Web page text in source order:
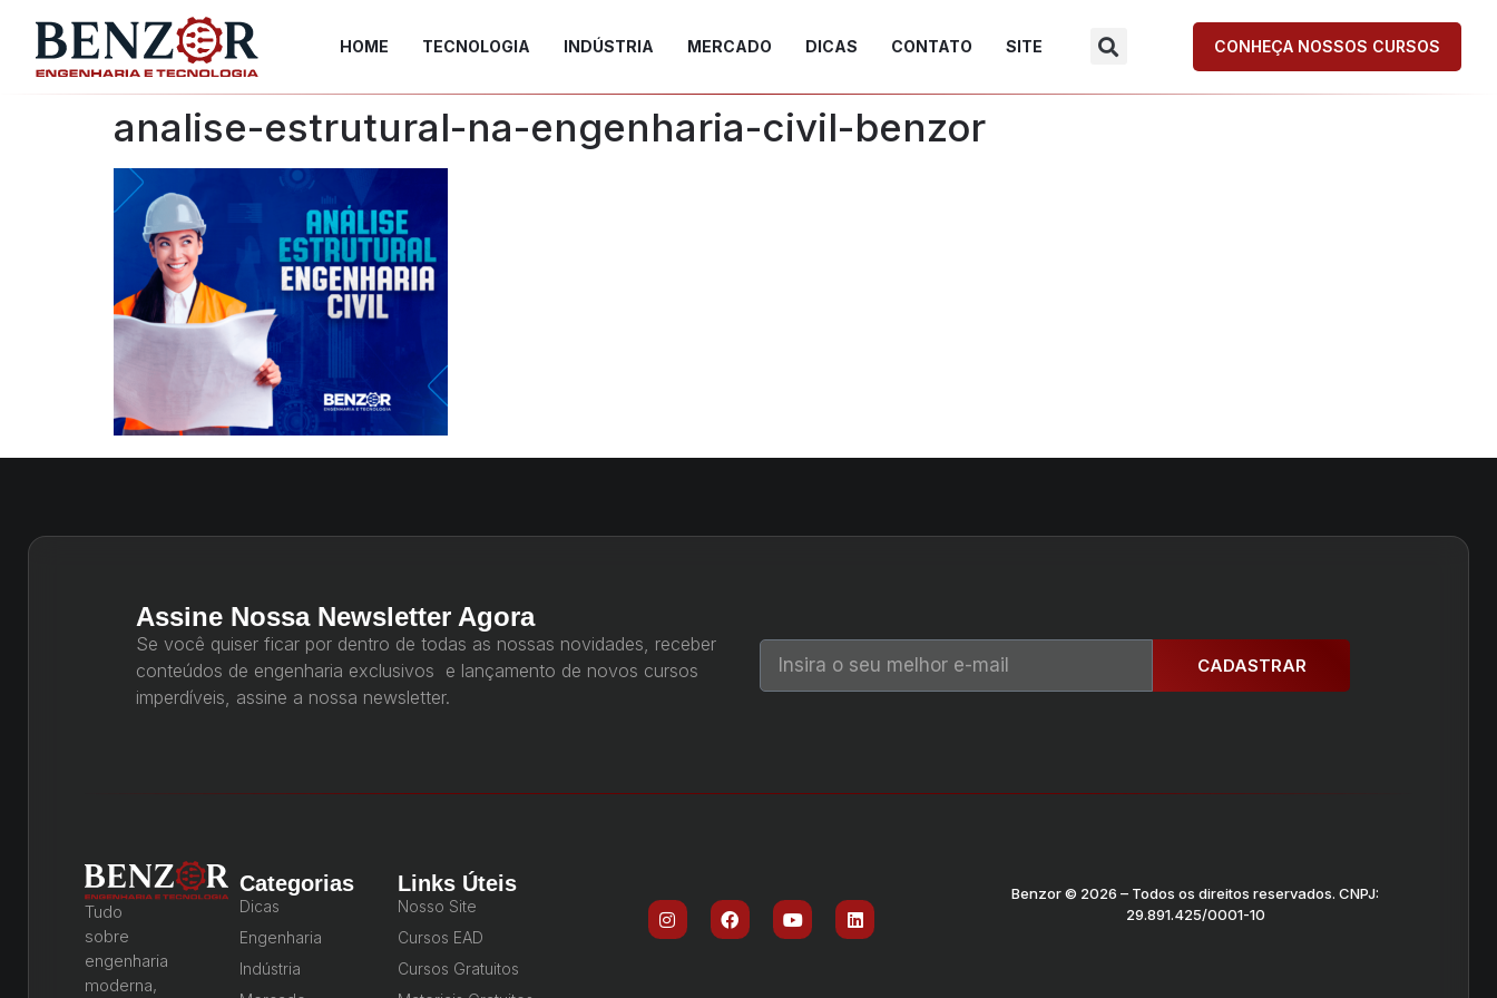
HOME TECNOLOGIA INDÚSTRIA MERCADO DICAS CONTATO SITE CONHEÇA NOSSOS CURSOS
analise-estrutural-na-engenharia-civil-benzor
Assine Nossa Newsletter Agora
Se você quiser ficar por dentro de todas as nossas novidades, receber
conteúdos de engenharia exclusivos e lançamento de novos cursos
imperdíveis, assine a nossa newsletter.
CADASTRAR
Tudo
sobre
engenharia
moderna,
Categorias
Dicas
Engenharia
Indústria
Links Úteis
Nosso Site
Cursos EAD
Cursos Gratuitos
Benzor © 2026 – Todos os direitos reservados. CNPJ:
29.891.425/0001-10